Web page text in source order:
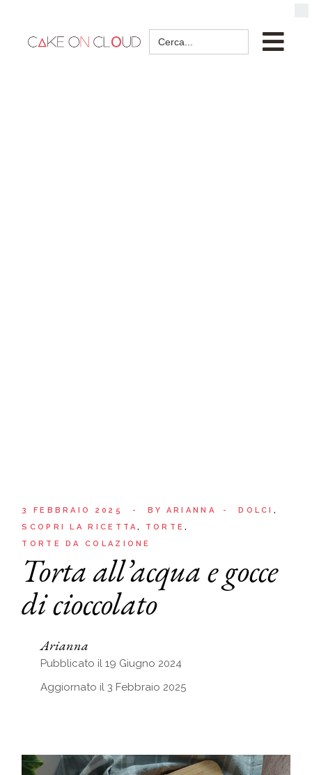
Search
for:
3 FEBBRAIO 2025 BY ARIANNA
DOLCI
SCOPRI LA RICETTA
TORTE
TORTE DA COLAZIONE
Torta all’acqua e gocce
di cioccolato
Arianna
Pubblicato il 19 Giugno 2024
Aggiornato il 3 Febbraio 2025